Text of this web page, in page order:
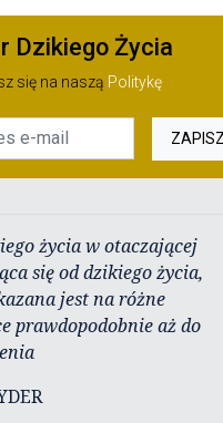
Dzikiego Życia
się na naszą Politykę
życia w otaczającej
się od dzikiego życia,
jest na różne
prawdopodobnie aż do